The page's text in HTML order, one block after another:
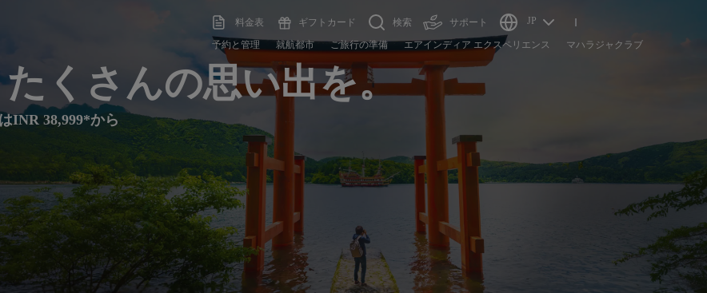
料金表 ギフトカード 検索 サポート JP
予約と管理 就航都市 ご旅行の準備 エアインディア エクスペリエンス マハラジャクラブ
くさんの思い出を。
INR 38,999*から